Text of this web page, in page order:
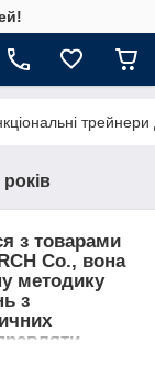
з товарами
Co., вона
методику
з
це